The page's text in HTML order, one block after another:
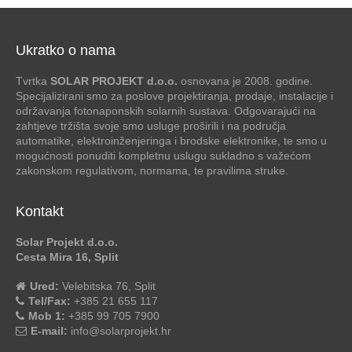
Ukratko o nama
Tvrtka SOLAR PROJEKT d.o.o. osnovana je 2008. godine.
Specijalizirani smo za poslove projektiranja, prodaje, instalacije i
održavanja fotonaponskih solarnih sustava. Odgovarajući na
zahtjeve tržišta svoje smo usluge proširili i na područja
automatike, elektroinženjeringa i brodske elektronike, te smo u
mogućnosti ponuditi kompletnu uslugu sukladno s važećom
zakonskom regulativom, normama, te pravilima struke.
Kontakt
Solar Projekt d.o.o.
Cesta Mira 16, Split
Ured: Velebitska 76, Split
Tel/Fax: +385 21 655 117
Mob 1: +385 99 705 7900
E-mail: info@solarprojekt.hr